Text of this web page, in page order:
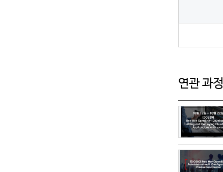
연관 과정